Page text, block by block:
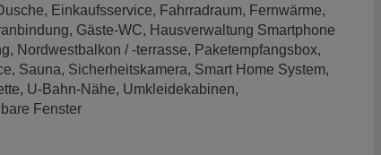
Einkaufsservice Fahrradraum
Fernwärme
Gäste-WC
Hausverwaltung Smartphone
Nordwestbalkon / -terrasse
Paketempfangsbox
Sauna Sicherheitskamera Smart Home System
U-Bahn-Nähe Umkleidekabinen
Fenster